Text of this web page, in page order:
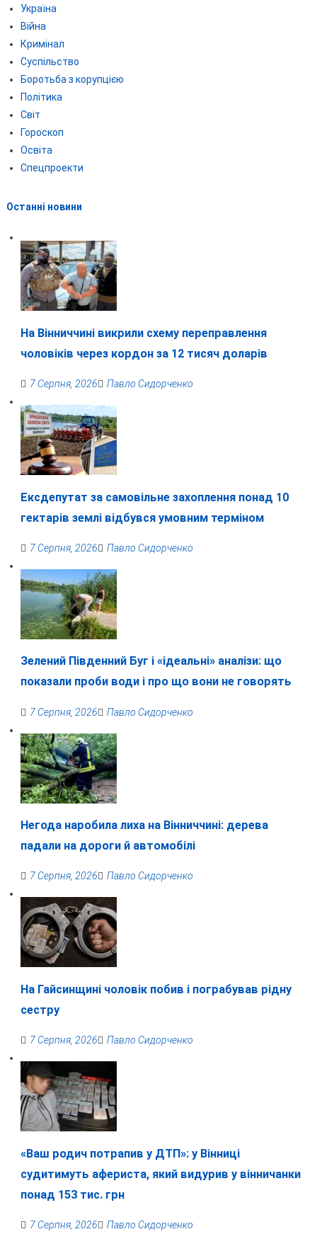
Україна
Війна
Кримінал
Суспільство
Боротьба з корупцією
Політика
Світ
Гороскоп
Освіта
Спецпроекти
Останні новини
На Вінниччині викрили схему переправлення
чоловіків через кордон за 12 тисяч доларів
7 Серпня, 2026 Павло Сидорченко
Ексдепутат за самовільне захоплення понад 10
гектарів землі відбувся умовним терміном
7 Серпня, 2026 Павло Сидорченко
Зелений Південний Буг і «ідеальні» аналізи: що
показали проби води і про що вони не говорять
7 Серпня, 2026 Павло Сидорченко
Негода наробила лиха на Вінниччині: дерева
падали на дороги й автомобілі
7 Серпня, 2026 Павло Сидорченко
На Гайсинщині чоловік побив і пограбував рідну
сестру
7 Серпня, 2026 Павло Сидорченко
«Ваш родич потрапив у ДТП»: у Вінниці
судитимуть афериста, який видурив у вінничанки
понад 153 тис. грн
7 Серпня, 2026 Павло Сидорченко